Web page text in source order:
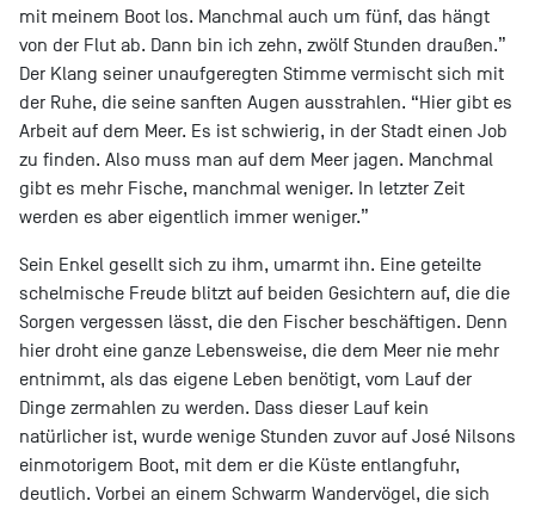
mit meinem Boot los. Manchmal auch um fünf, das hängt
von der Flut ab. Dann bin ich zehn, zwölf Stunden draußen.”
Der Klang seiner unaufgeregten Stimme vermischt sich mit
der Ruhe, die seine sanften Augen ausstrahlen. “Hier gibt es
Arbeit auf dem Meer. Es ist schwierig, in der Stadt einen Job
zu finden. Also muss man auf dem Meer jagen. Manchmal
gibt es mehr Fische, manchmal weniger. In letzter Zeit
werden es aber eigentlich immer weniger.”
Sein Enkel gesellt sich zu ihm, umarmt ihn. Eine geteilte
schelmische Freude blitzt auf beiden Gesichtern auf, die die
Sorgen vergessen lässt, die den Fischer beschäftigen. Denn
hier droht eine ganze Lebensweise, die dem Meer nie mehr
entnimmt, als das eigene Leben benötigt, vom Lauf der
Dinge zermahlen zu werden. Dass dieser Lauf kein
natürlicher ist, wurde wenige Stunden zuvor auf José Nilsons
einmotorigem Boot, mit dem er die Küste entlangfuhr,
deutlich. Vorbei an einem Schwarm Wandervögel, die sich